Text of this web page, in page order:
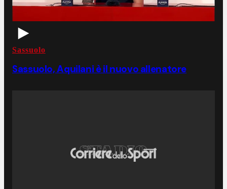
Sassuolo
Sassuolo, Aquilani è il nuovo allenatore